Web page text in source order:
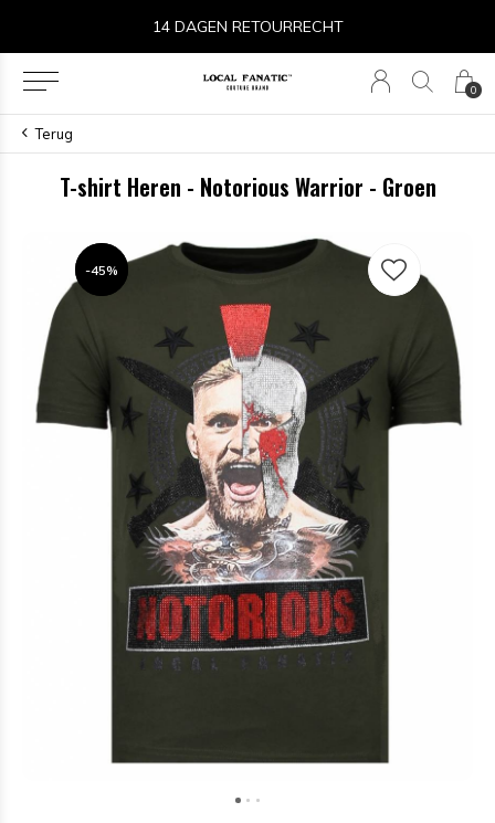
0
14 DAGEN RETOURRECHT
Terug
T-shirt Heren - Notorious Warrior - Groen
-45%
-45%